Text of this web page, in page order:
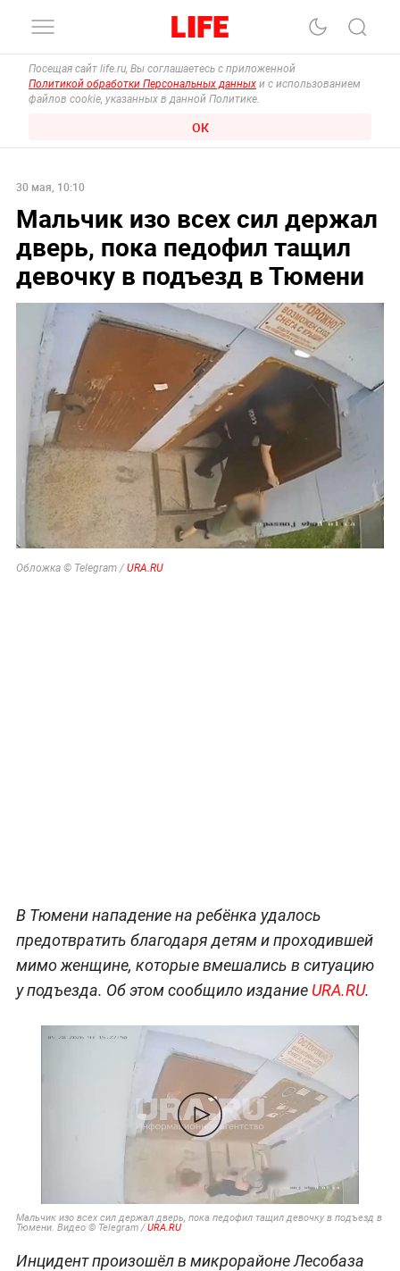
Посещая сайт life.ru, Вы соглашаетесь с приложенной
Политикой обработки Персональных данных и с использованием
файлов cookie, указанных в данной Политике.
ОК
30 мая, 10:10
Мальчик изо всех сил держал
дверь, пока педофил тащил
девочку в подъезд в Тюмени
Обложка © Telegram / URA.RU
В Тюмени нападение на ребёнка удалось
предотвратить благодаря детям и проходившей
мимо женщине, которые вмешались в ситуацию
у подъезда. Об этом сообщило издание URA.RU.
Мальчик изо всех сил держал дверь, пока педофил тащил девочку в подъезд в
Тюмени. Видео © Telegram /URA.RU
Инцидент произошёл в микрорайоне Лесобаза